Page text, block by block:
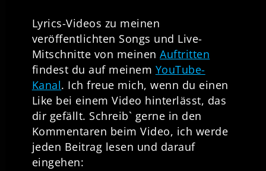
Lyrics-Videos zu meinen
veröffentlichten Songs und Live-
Mitschnitte von meinenAuftritten
findest du auf meinem YouTube-
Kanal. Ich freue mich, wenn du einen
Like bei einem Video hinterlässt, das
dir gefällt. Schreib` gerne in den
Kommentaren beim Video, ich werde
jeden Beitrag lesen und darauf
eingehen: